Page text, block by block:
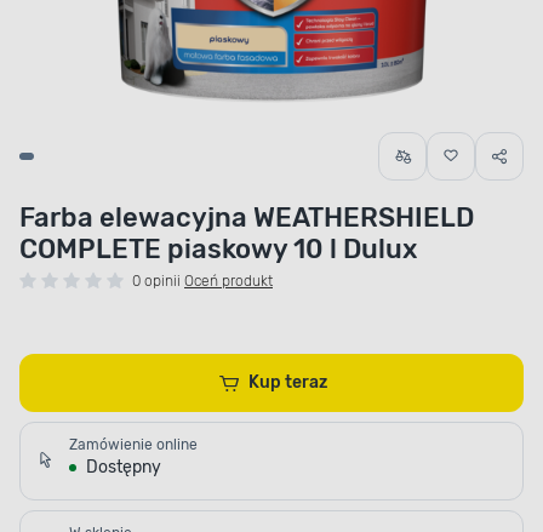
Farba elewacyjna WEATHERSHIELD
COMPLETE piaskowy 10 l Dulux
0 opinii Oceń produkt
Kup teraz
Zamówienie online
Dostępny